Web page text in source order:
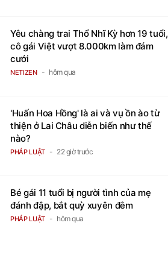
Yêu chàng trai Thổ Nhĩ Kỳ hơn 19 tuổi,
cô gái Việt vượt 8.000km làm đám
cưới
NETIZEN hôm qua
'Huấn Hoa Hồng' là ai và vụ ồn ào từ
thiện ở Lai Châu diễn biến như thế
nào?
PHÁP LUẬT 22 giờ trước
Bé gái 11 tuổi bị người tình của mẹ
đánh đập, bắt quỳ xuyên đêm
PHÁP LUẬT hôm qua